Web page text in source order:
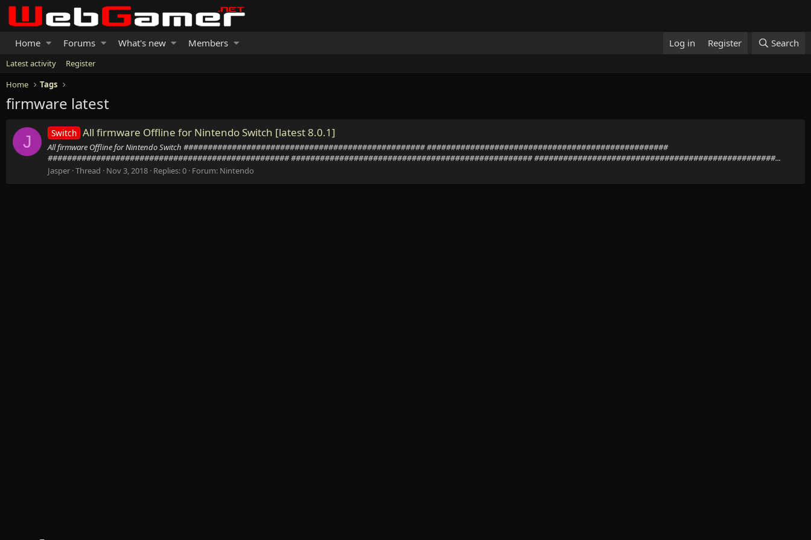
Home Forums What's new Members Log in Register Search
Latest activity
Register
Home
Tags
firmware latest
J Switch All firmware Offline for Nintendo Switch [latest 8.0.1]
All firmware Offline for Nintendo Switch ################################################## ##################################################
################################################## ################################################## ##################################################...
Jasper Thread Nov 3, 2018 Replies: 0 Forum: Nintendo